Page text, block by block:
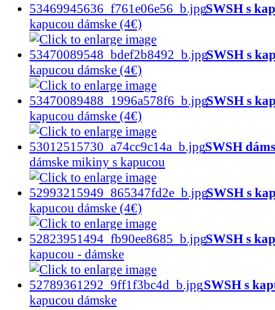
SWSH s
kapucou dámske (4€)
SWSH s
kapucou dámske (4€)
SWSH s
kapucou dámske (4€)
SWSH
dámske mikiny s kapucou
SWSH s
kapucou dámske (4€)
SWSH s
kapucou - dámske
SWSH s
kapucou dámske